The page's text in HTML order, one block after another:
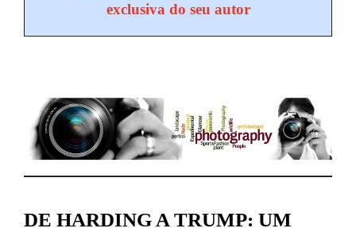
exclusiva do seu autor
DE HARDING A TRUMP: UM